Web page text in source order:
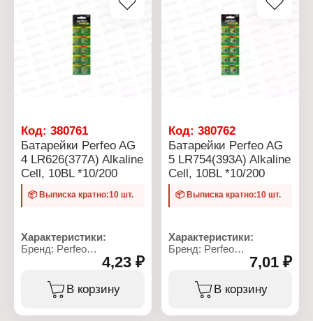
Количество в упаковке: 1
Цена: за 1 шт
Количество в упаковке:
Упаковка: блистер
Код: 380761
Батарейки Perfeo AG
4 LR626(377A) Alkaline
Cell, 10BL *10/200
📦 Выписка кратно:10 шт.
Характеристики:
Бренд: Perfeo
Артикул: PF LR626/10BL
Серия: Alkaline Cell
Тип товара: Батарейка
Типоразмер: LR626,
4,23 ₽
В корзину
Код:380762
Батарейки Perfeo AG
5 LR754(393A) Alkaline
Cell, 10BL *10/200
📦 Выписка кратно:10 шт.
Характеристики:
Бренд: Perfeo
Артикул: PF LR754/10BL
Серия: Alkaline Cell
Тип товара: Батарейка
Типоразмер: LR754,
7,01 ₽
В корзину